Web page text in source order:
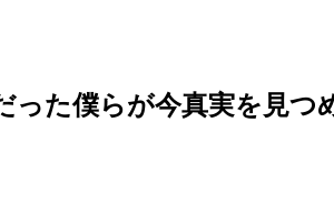
った僕らが今真実を見つ